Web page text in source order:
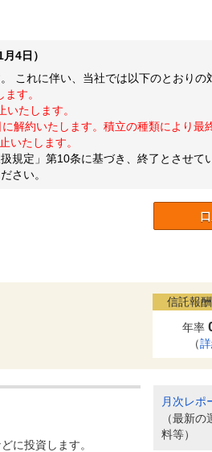
4日）
これに伴い、当社では以下のとおりの
す。
たします。
約いたします。積立の種類により最
たします。
規定」第10条に基づき、終了とさせて
さい。
信託報
年率
（
に投資します。
月次レポ
（最新
料等）